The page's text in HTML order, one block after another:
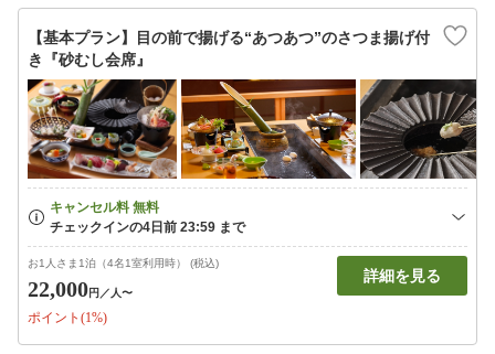
【基本プラン】目の前で揚げる“あつあつ”のさつま揚げ付
き『砂むし会席』
お1人さま1泊（4名1室利用時） (税込)
22,000円 ／人〜
ポイント(1%)
詳細を見る